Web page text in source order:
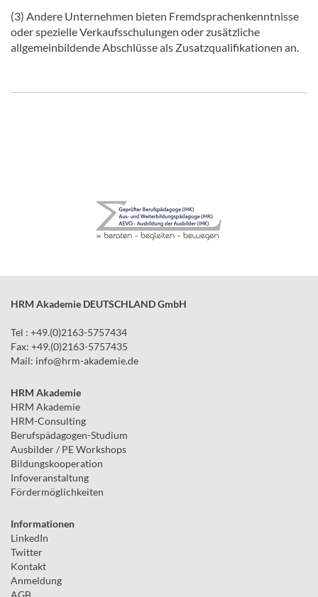
(3) Andere Unternehmen bieten Fremdsprachenkenntnisse
oder spezielle Verkaufsschulungen oder zusätzliche
allgemeinbildende Abschlüsse als Zusatzqualifikationen an.
HRM Akademie DEUTSCHLAND GmbH
Tel : +49.(0)2163-5757434
Fax: +49.(0)2163-5757435
Mail: info@hrm-akademie.de
HRM Akademie
HRM Akademie
HRM-Consulting
Berufspädagogen-Studium
Ausbilder / PE Workshops
Bildungskooperation
Infoveranstaltung
Fördermöglichkeiten
Informationen
LinkedIn
Twitter
Kontakt
Anmeldung